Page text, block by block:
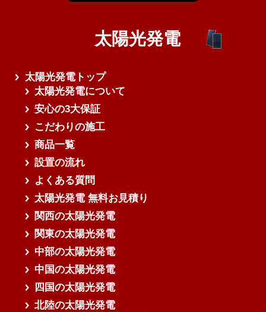
さらに読み込む
太陽光発電
太陽光発電トップ
太陽光発電について
安心の3大保証
こだわりの施工
商品一覧
設置の流れ
よくある質問
太陽光発電 無料お見積り
関西の太陽光発電
関東の太陽光発電
中部の太陽光発電
中国の太陽光発電
四国の太陽光発電
北陸の太陽光発電